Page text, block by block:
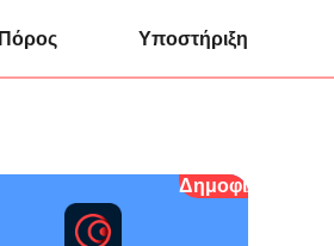
Πόρος Υποστήριξη
Δημοφιλής